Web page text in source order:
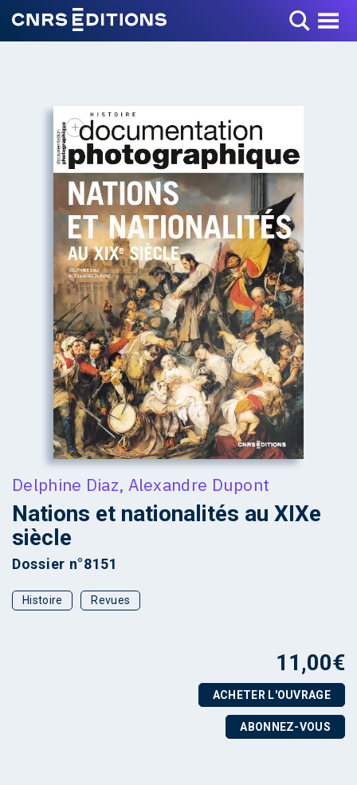
Toggle Menu
+
Delphine Diaz, Alexandre Dupont
Nations et nationalités au XIXe
siècle
Dossier n°8151
Histoire Revues
11,00€
ACHETER L'OUVRAGE
ABONNEZ-VOUS